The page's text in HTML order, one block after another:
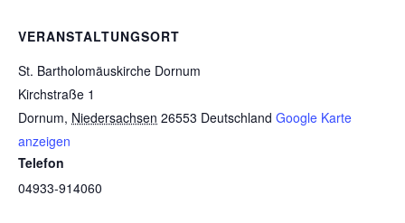
VERANSTALTUNGSORT
St. Bartholomäuskirche Dornum
Kirchstraße 1
Dornum, Niedersachsen 26553 Deutschland Google Karte
anzeigen
Telefon
04933-914060